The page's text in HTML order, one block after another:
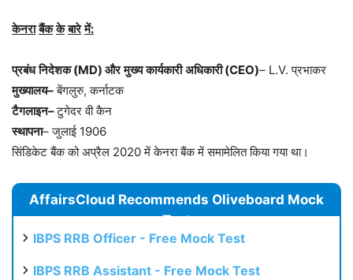
केनरा बैंक के बारे में:
प्रबंध निदेशक(MD) और मुख्य कार्यकारी अधिकारी(CEO)– L.V. प्रभाकर
मुख्यालय–बेंगलुरु, कर्नाटक
टैगलाइन–टुगेदर वी कैन
स्थापना– जुलाई 1906
सिंडिकेट बैंक को अप्रैल 2020 में केनरा बैंक में समामेलित किया गया था।
AffairsCloud Recommends Oliveboard Mock
Test
IBPS RRB Officer - Free Mock Test
IBPS RRB Assistant - Free Mock Test